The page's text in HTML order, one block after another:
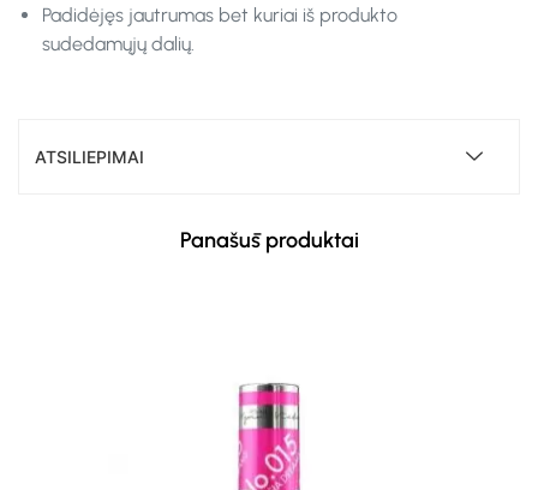
Padidėjęs jautrumas bet kuriai iš produkto
sudedamųjų dalių.
ATSILIEPIMAI
Panašūs produktai